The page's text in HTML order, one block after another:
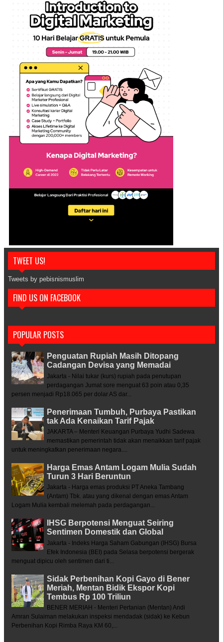
TWEET US!
Tweets by pebisnismuslim
FIND US ON FACEBOOK
POPULAR POSTS
Penguatan Rupiah Masih Ditopang
Cadangan Devisa yang Memadai
Jakarta - Nilai tukar (kurs) rupiah pada penutupan
perdagangan Jumat sore menguat 63 poin atau 0,35
persen menjadi Rp18.065 per dolar AS dar...
Penerimaan Tumbuh, Purbaya Pastikan
tak Ada Kenaikan Tarif Pajak
JAKARTA – Menteri Keuangan Purbaya Yudhi Sadewa
memastikan pemerintah tidak akan menaikkan tarif pajak
untuk meningkatkan penerimaan negara....
Harga Emas Antam Logam Mulia Sudah
Turun 3 Hari Beruntun
Jakarta - Harga emas produksi PT Aneka Tambang
(Antam) Tbk. atau yang dikenal dengan emas Antam
Logam Mulia kembali melemah pada perdagangan...
IHSG Berpotensi Menguat Seiring
Sentimen Domestik dan Global
Jakarta - Indeks Harga Saham Gabungan (IHSG) Bursa
Efek Indonesia (BEI) pada Selasa berpotensi bergerak
menguat dipicu oleh sentimen dari ti...
Sidak Perbenihan Kopi Gayo di Bener
Meriah, Mentan Bidik Ekspor Kopi
Tembus Rp 100 Triliun
BENER MERIAH - Menteri Pertanian (Mentan) Andi
Amran Sulaiman melakukan inspeksi mendadak (sidak) ke Kebun
Perbenihan Kopi Rimba Raya KM 60,...